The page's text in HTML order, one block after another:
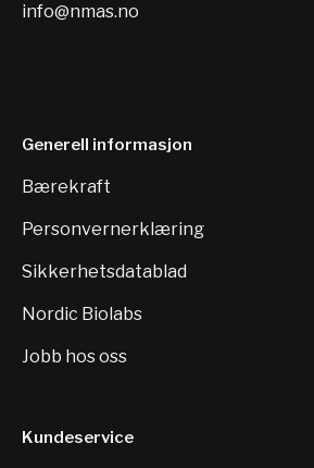
info@nmas.no
Generell informasjon
Bærekraft
Personvernerklæring
Sikkerhetsdatablad
Nordic Biolabs
Jobb hos oss
Kundeservice